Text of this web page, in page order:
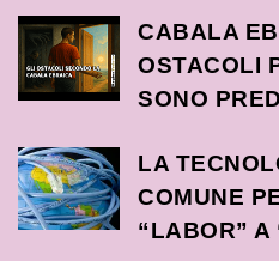
CABALA
OSTACOLI
SONO
LA
COMUNE
“LABOR” A